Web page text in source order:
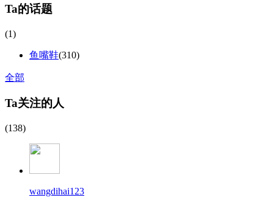
Ta的话题
(1)
鱼嘴鞋(310)
全部
Ta关注的人
(138)
wangdihai123